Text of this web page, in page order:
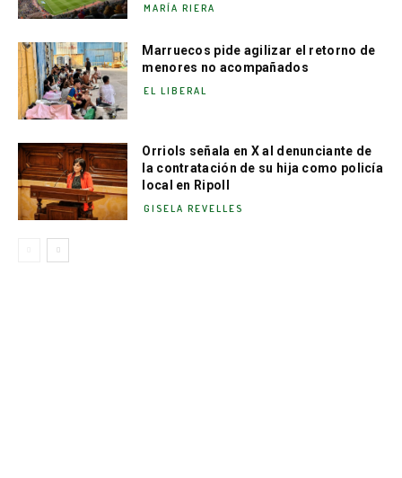
MARÍA RIERA
Marruecos pide agilizar el retorno de
menores no acompañados
EL LIBERAL
Orriols señala en X al denunciante de
la contratación de su hija como policía
local en Ripoll
GISELA REVELLES